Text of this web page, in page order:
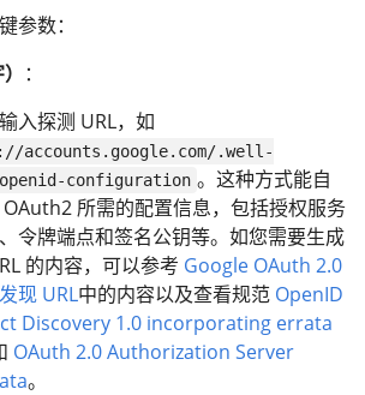
参数：
：
入探测 URL，如
accounts.google.com/.well-
openid-configuration 。这种方式能自
所需的配置信息，包括授权服务
令牌端点和签名公钥等。如您需要生成
的内容，可以参考 Google OAuth 2.0
现 URL中的内容以及查看规范 OpenID
Discovery 1.0 incorporating errata
OAuth 2.0 Authorization Server
。